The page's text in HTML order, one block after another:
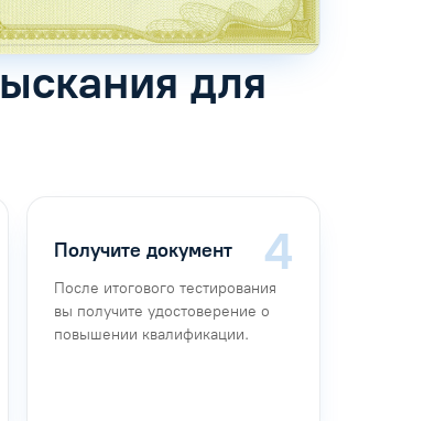
для
Получите документ
После итогового тестирования
вы получите удостоверение о
повышении квалификации.